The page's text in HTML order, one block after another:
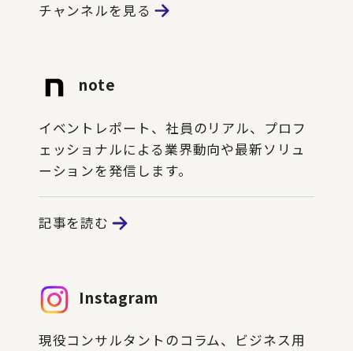
チャンネルを見る
note
イベントレポート、社員のリアル、プロフ
ェッショナルによる業界動向や最新ソリュ
ーションを発信します。
記事を読む
Instagram
現役コンサルタントのコラム、ビジネス用